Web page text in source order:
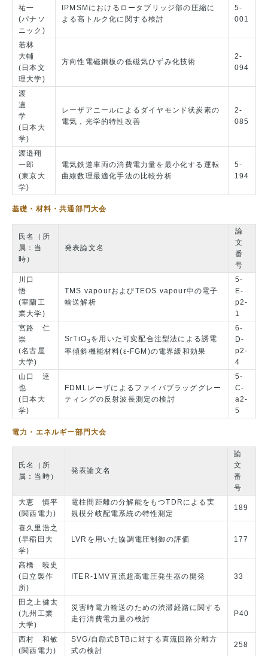
祐一
(パナソ
ニック)
IPMSMにおけるロータブリッジ部の圧縮に
よる高トルク化に関する検討
5-
001
若林
大輔
(日本文
理大学)
方向性電磁鋼板の低磁気ひずみ化技術
2-
094
渡
邉
学
(日本大
学)
レーザアニールによるダイヤモンド状炭素の
電気，光学的特性改善
2-
085
渡邉翔
一郎
(東京大
学)
電気鉄道車両の消費電力量を最小化する運転
曲線数理最適化手法の比較分析
5-
194
基礎・材料・共通部門大会
氏名（所
属：当
時）
発表論文名
論
文
番
号
川口
悟
(室蘭工
業大学)
TMS vapourおよびTEOS vapour中の電子
輸送解析
5-
E-
p2-
1
宮路 仁
崇
(名古屋
大学)
SrTiO3 を用いた可変配合注型法による誘電
率傾斜機能材料(ε-FGM)の電界緩和効果
6-
D-
p2-
4
山口 達
也
(日本大
学)
FDMLレーザによるファイバブラッググレー
ティングの反射波長測定の検討
5-
C-
a2-
5
電力・エネルギー部門大会
氏名（所
属：当時）
発表論文名
論
文
番
号
大恵 慎平
(関西電力)
電柱間距離の分解能をもつTDRによる実
規模分岐配電系統の特性測定
189
喜久里浩之
(早稲田大
学)
LVRを用いた協調電圧制御の評価 177
高橋 暁史
(日立製作
所)
ITER-1MV直流超高電圧発生器の開発 33
田之上健太
(九州工業
大学)
災害時電力輸送のための渋滞経路に関する
走行消費電力量の検討
P40
西村 和敏
(関西電力)
SVG/自励式BTBに対する直流回路分離方
式の検討
258